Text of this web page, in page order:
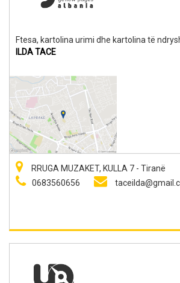
Ftesa, kartolina urimi dhe kartolina të
ILDA TACE
RRUGA MUZAKET, KULLA 7 - Tiranë
0683560656